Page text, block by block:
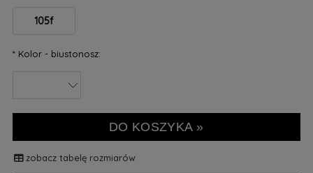
105f
*Kolor - biustonosz:
DO KOSZYKA »
zobacz tabelę rozmiarów